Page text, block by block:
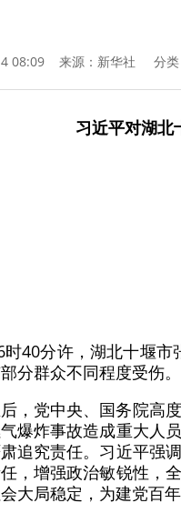
08:09 来源： 新华社 分类
习近平对湖北
时40分许，湖北十堰
分群众不同程度受伤。
，党中央、国务院高
爆炸事故造成重大人
追究责任。习近平强
，增强政治敏锐性，
大局稳定，为建党百年